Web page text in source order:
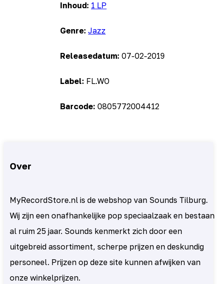
Inhoud: 1 LP
Genre: Jazz
Releasedatum: 07-02-2019
Label: FL.WO
Barcode: 0805772004412
Over
MyRecordStore.nl is de webshop van Sounds Tilburg.
Wij zijn een onafhankelijke pop speciaalzaak en bestaan
al ruim 25 jaar. Sounds kenmerkt zich door een
uitgebreid assortiment, scherpe prijzen en deskundig
personeel. Prijzen op deze site kunnen afwijken van
onze winkelprijzen.